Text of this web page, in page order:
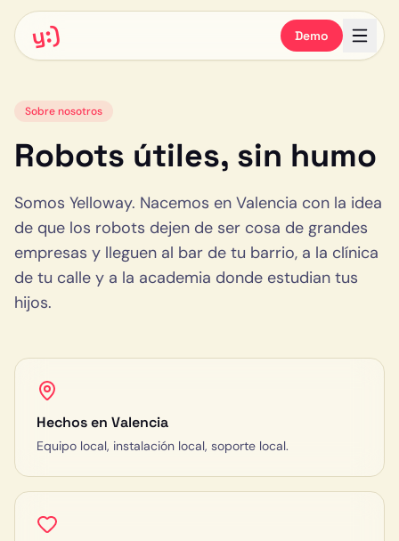
y:) Demo
Sobre nosotros
Robots útiles, sin humo
Somos Yelloway. Nacemos en Valencia con la idea
de que los robots dejen de ser cosa de grandes
empresas y lleguen al bar de tu barrio, a la clínica
de tu calle y a la academia donde estudian tus
hijos.
Hechos en Valencia
Equipo local, instalación local, soporte local.